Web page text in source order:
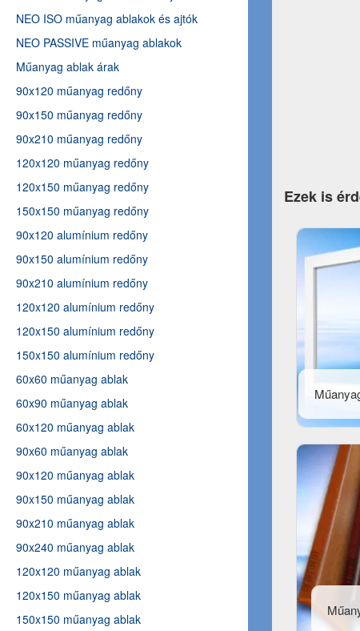
Ezek is
NEO ISO műanyag ablakok és ajtók
NEO PASSIVE műanyag ablakok
Műanyag ablak árak
90x120 műanyag redőny
90x150 műanyag redőny
90x210 műanyag redőny
120x120 műanyag redőny
120x150 műanyag redőny
150x150 műanyag redőny
90x120 alumínium redőny
90x150 alumínium redőny
90x210 alumínium redőny
120x120 alumínium redőny
120x150 alumínium redőny
150x150 alumínium redőny
60x60 műanyag ablak
60x90 műanyag ablak
60x120 műanyag ablak
90x60 műanyag ablak
90x120 műanyag ablak
90x150 műanyag ablak
90x210 műanyag ablak
90x240 műanyag ablak
120x120 műanyag ablak
120x150 műanyag ablak
150x150 műanyag ablak